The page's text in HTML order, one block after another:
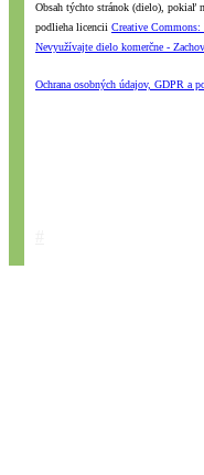
Obsah týchto stránok (dielo), pokiaľ
podlieha licencii Creative Commons:
Nevyužívajte dielo komerčne -
Ochrana osobných údajov, GDPR a